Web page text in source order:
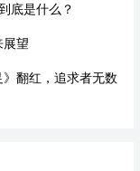
底是什么？
展望
翻红，追求者无数